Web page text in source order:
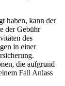
haben, kann der
der Gebühr
des
in einer
die aufgrund
Fall Anlass